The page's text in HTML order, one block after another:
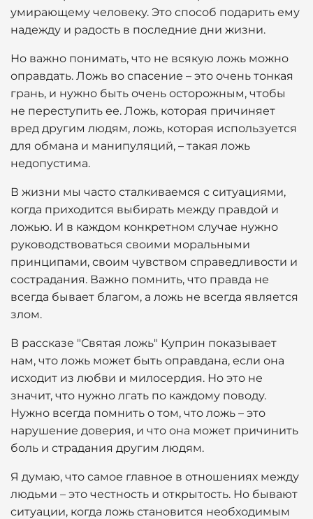
умирающему человеку. Это способ подарить ему
надежду и радость в последние дни жизни.
Но важно понимать, что не всякую ложь можно
оправдать. Ложь во спасение – это очень тонкая
грань, и нужно быть очень осторожным, чтобы
не переступить ее. Ложь, которая причиняет
вред другим людям, ложь, которая используется
для обмана и манипуляций, – такая ложь
недопустима.
В жизни мы часто сталкиваемся с ситуациями,
когда приходится выбирать между правдой и
ложью. И в каждом конкретном случае нужно
руководствоваться своими моральными
принципами, своим чувством справедливости и
сострадания. Важно помнить, что правда не
всегда бывает благом, а ложь не всегда является
злом.
В рассказе "Святая ложь" Куприн показывает
нам, что ложь может быть оправдана, если она
исходит из любви и милосердия. Но это не
значит, что нужно лгать по каждому поводу.
Нужно всегда помнить о том, что ложь – это
нарушение доверия, и что она может причинить
боль и страдания другим людям.
Я думаю, что самое главное в отношениях между
людьми – это честность и открытость. Но бывают
ситуации, когда ложь становится необходимым